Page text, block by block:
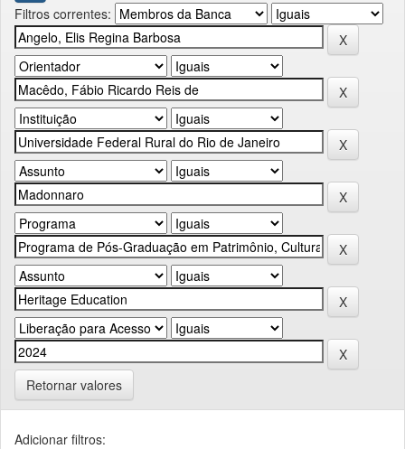
Filtros correntes:
Retornar valores
Adicionar filtros: